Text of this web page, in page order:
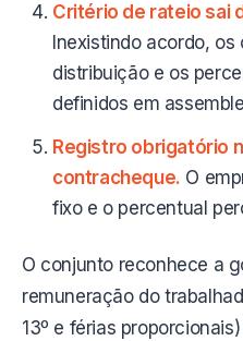
Critério de rateio sai
Inexistindo acordo,
distribuição e os
definidos em
Registro obrigatório
contracheque. O
fixo e o percentual
O conjunto reconhece a
remuneração do
13º e férias